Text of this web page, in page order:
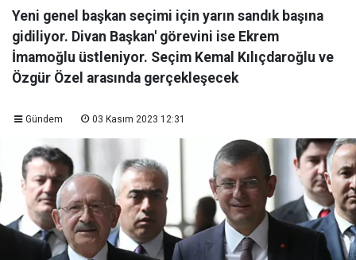
Yeni genel başkan seçimi için yarın sandık başına
gidiliyor. Divan Başkan' görevini ise Ekrem
İmamoğlu üstleniyor. Seçim Kemal Kılıçdaroğlu ve
Özgür Özel arasında gerçekleşecek
Gündem 03 Kasım 2023 12:31